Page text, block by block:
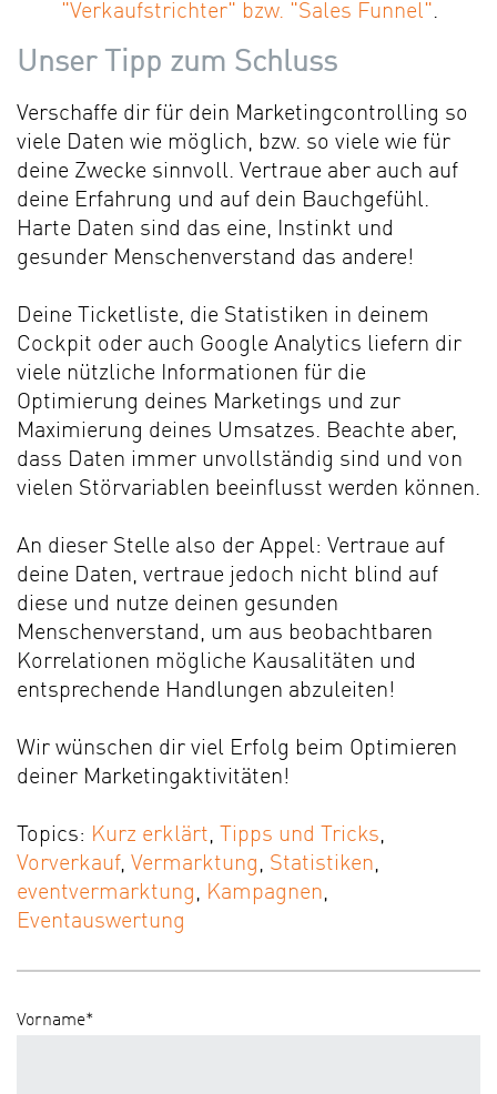
"Verkaufstrichter" bzw. "Sales Funnel".
Unser Tipp zum Schluss
Verschaffe dir für dein Marketingcontrolling so
viele Daten wie möglich, bzw. so viele wie für
deine Zwecke sinnvoll. Vertraue aber auch auf
deine Erfahrung und auf dein Bauchgefühl.
Harte Daten sind das eine, Instinkt und
gesunder Menschenverstand das andere!
Deine Ticketliste, die Statistiken in deinem
Cockpit oder auch Google Analytics liefern dir
viele nützliche Informationen für die
Optimierung deines Marketings und zur
Maximierung deines Umsatzes. Beachte aber,
dass Daten immer unvollständig sind und von
vielen Störvariablen beeinflusst werden können.
An dieser Stelle also der Appel: Vertraue auf
deine Daten, vertraue jedoch nicht blind auf
diese und nutze deinen gesunden
Menschenverstand, um aus beobachtbaren
Korrelationen mögliche Kausalitäten und
entsprechende Handlungen abzuleiten!
Wir wünschen dir viel Erfolg beim Optimieren
deiner Marketingaktivitäten!
Topics: Kurz erklärt, Tipps und Tricks,
Vorverkauf, Vermarktung, Statistiken,
eventvermarktung, Kampagnen,
Eventauswertung
Vorname*